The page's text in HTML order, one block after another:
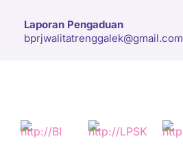
Laporan Pengaduan
bprjwalitatrenggalek@gmail.com